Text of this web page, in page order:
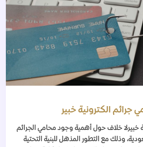
جرائم الكترونية خبير
خبيرلا خلاف حول أهمية وجود محامي الجرائم
وذلك مع التطور المذهل للبنية التحتية